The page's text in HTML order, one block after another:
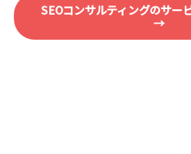
SEOコンサルティングのサー
→